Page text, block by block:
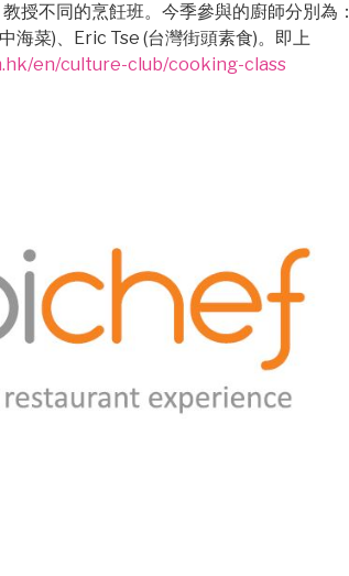
授不同的烹飪班。今季參與的廚師分別為：
海菜)、Eric Tse (台灣街頭素食)。即上
en/culture-club/cooking-class